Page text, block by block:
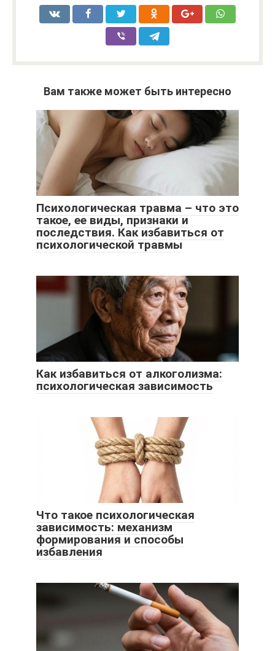
Вам также может быть интересно
Психологическая травма – что это
такое, ее виды, признаки и
последствия. Как избавиться от
психологической травмы
Как избавиться от алкоголизма:
психологическая зависимость
Что такое психологическая
зависимость: механизм
формирования и способы
избавления